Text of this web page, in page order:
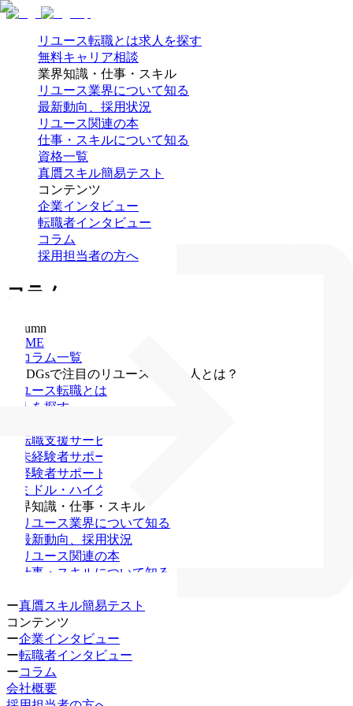
リユース転職とは求人を探す
無料キャリア相談
業界知識・仕事・スキル
リユース業界について知る
最新動向、採用状況
リユース関連の本
仕事・スキルについて知る
資格一覧
真贋スキル簡易テスト
コンテンツ
企業インタビュー
転職者インタビュー
コラム
採用担当者の方へ
コラム
Column
HOME
コラム一覧
SDGsで注目のリユース業界求人とは？
リユース転職とは
求人を探す
転職支援サービス
未経験者サポート
経験者サポート
ミドル・ハイクラス
業界知識・仕事・スキル
リユース業界について知る
最新動向、採用状況
リユース関連の本
仕事・スキルについて知る
ー真贋スキル簡易テスト
コンテンツ
ー企業インタビュー
ー転職者インタビュー
ーコラム
会社概要